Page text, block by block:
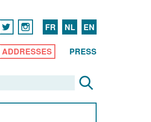
FR NL EN
ADDRESSES PRESS